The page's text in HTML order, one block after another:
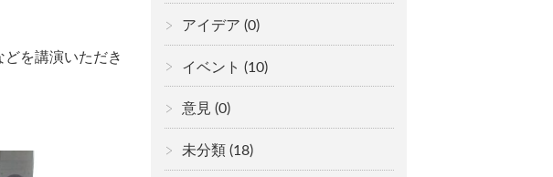
を講演いただき
アイデア (0)
イベント (10)
意見 (0)
未分類 (18)